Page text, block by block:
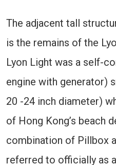
The adjacent tall
is the remains of the
Lyon Light was a self-
engine with generator)
20 -24 inch diameter)
of Hong Kong’s beach
combination of Pillbox
referred to officially as